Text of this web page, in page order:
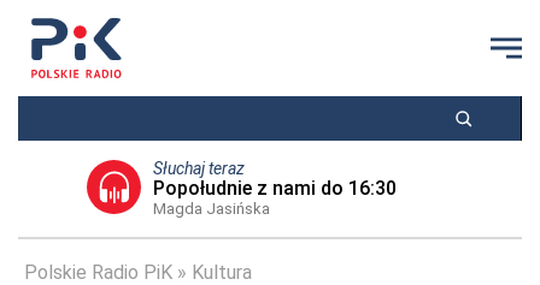
Słuchaj teraz
Popołudnie z nami do 16:30
Magda Jasińska
Polskie Radio PiK Kultura